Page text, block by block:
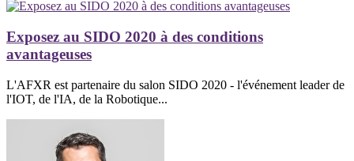
Exposez au SIDO 2020 à des conditions
avantageuses
L'AFXR est partenaire du salon SIDO 2020 - l'événement leader de
l'IOT, de l'IA, de la Robotique...